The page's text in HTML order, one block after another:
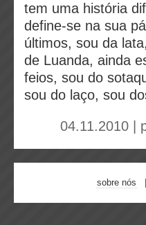
tem uma história
define-se na sua
últimos, sou da
de Luanda, ainda
feios, sou do
sou do laço, sou
04.11.2010 |
sobre nós